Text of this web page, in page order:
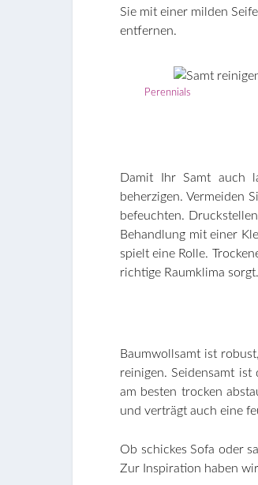
Sie mit einer milden
entfernen.
Perennials
Damit Ihr Samt auch
beherzigen. Vermeiden
befeuchten.
Behandlung mit einer
spielt eine Rolle.
richtige Raumklima sorgt.
Baumwollsamt ist
reinigen. Seidensamt
am besten trocken
und verträgt auch eine
Ob schickes Sofa oder
Zur Inspiration haben